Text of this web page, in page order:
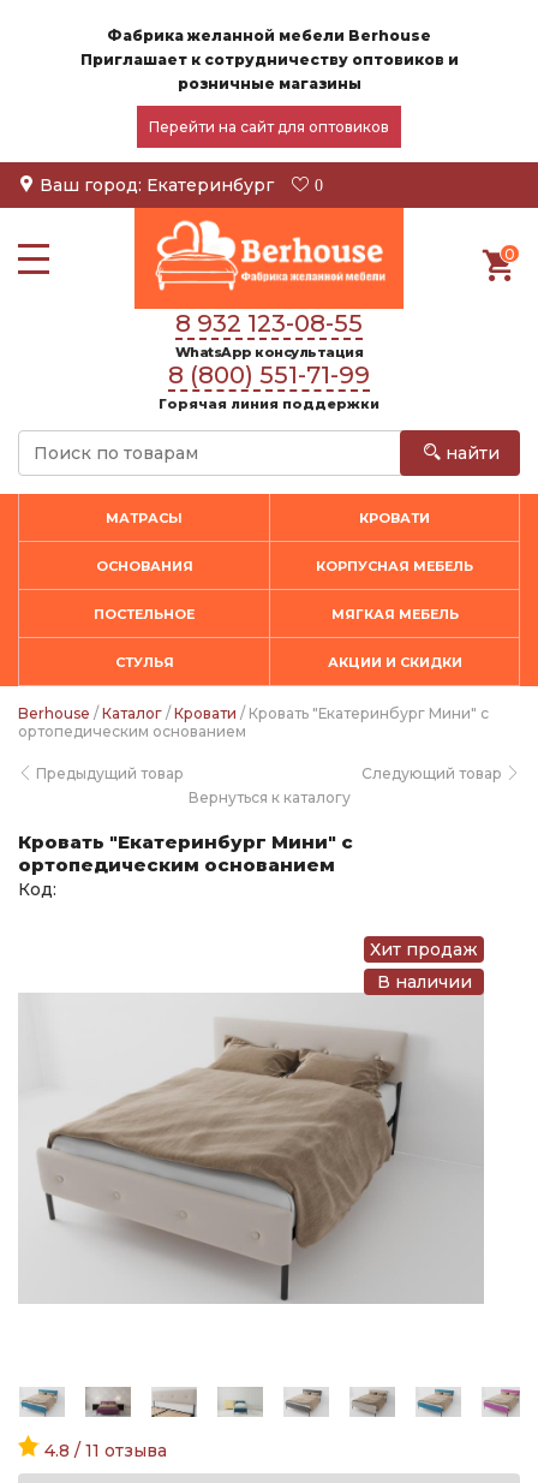
Фабрика желанной мебели Berhouse
Приглашает к сотрудничеству оптовиков и
розничные магазины
Перейти на сайт для оптовиков
Ваш город: Екатеринбург 0
0
8 932 123-08-55
WhatsApp консультация
8 (800) 551-71-99
Горячая линия поддержки
найти
МАТРАСЫ КРОВАТИ
ОСНОВАНИЯ КОРПУСНАЯ МЕБЕЛЬ
ПОСТЕЛЬНОЕ МЯГКАЯ МЕБЕЛЬ
СТУЛЬЯ АКЦИИ И СКИДКИ
Berhouse / Каталог / Кровати / Кровать "Екатеринбург Мини" с
ортопедическим основанием
Предыдущий товар
Следующий товар
Вернуться к каталогу
Кровать "Екатеринбург Мини" с
ортопедическим основанием
Код:
Хит продаж
В наличии
4.8 / 11 отзыва